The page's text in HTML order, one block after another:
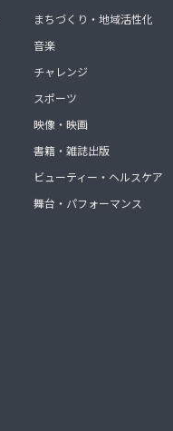
まちづくり・地域活性化
音楽
チャレンジ
スポーツ
映像・映画
書籍・雑誌出版
ビューティー・ヘルスケア
舞台・パフォーマンス